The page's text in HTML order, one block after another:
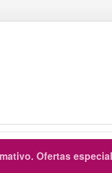
Ofertas